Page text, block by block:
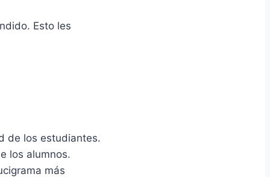
Esto les
de los estudiantes.
los alumnos.
más